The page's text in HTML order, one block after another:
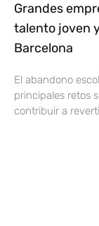
Grandes
talento joven
Barcelona
El abandono
principales retos
contribuir a